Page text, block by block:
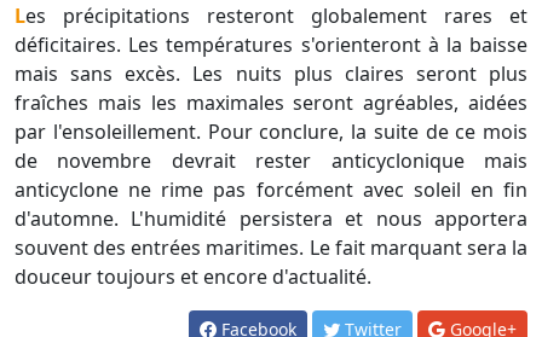
Les précipitations resteront globalement rares et
déficitaires. Les températures s'orienteront à la baisse
mais sans excès. Les nuits plus claires seront plus
fraîches mais les maximales seront agréables, aidées
par l'ensoleillement. Pour conclure, la suite de ce mois
de novembre devrait rester anticyclonique mais
anticyclone ne rime pas forcément avec soleil en fin
d'automne. L'humidité persistera et nous apportera
souvent des entrées maritimes. Le fait marquant sera la
douceur toujours et encore d'actualité.
Facebook Twitter Google+